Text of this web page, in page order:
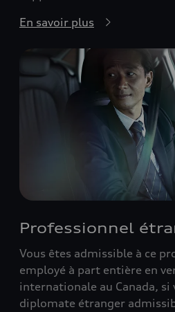
En savoir plus
Professionnel
Vous êtes admissible à ce
employé à part entière en
internationale au Canada, si
diplomate étranger